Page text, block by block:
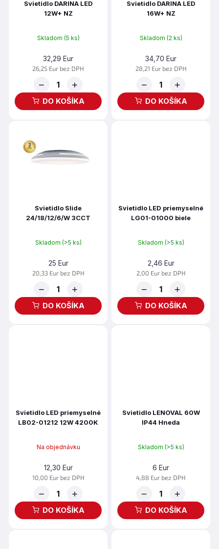
Svietidlo DARINA LED
12W+ NZ
Skladom (5 ks)
32,29 Eur
26,25 Eur bez DPH
− +
DO KOŠÍKA
Svietidlo DARINA LED
16W+ NZ
Skladom (2 ks)
34,70 Eur
28,21 Eur bez DPH
− +
DO KOŠÍKA
Svietidlo Slide
24/18/12/6/W 3CCT
Skladom (>5 ks)
25 Eur
20,33 Eur bez DPH
− +
DO KOŠÍKA
Svietidlo LED priemyselné
LG01-01000 biele
Skladom (>5 ks)
2,46 Eur
2,00 Eur bez DPH
− +
DO KOŠÍKA
Svietidlo LED priemyselné
LB02-01212 12W 4200K
Na objednávku
12,30 Eur
10,00 Eur bez DPH
− +
DO KOŠÍKA
Svietidlo LENOVAL 60W
IP44 Hneda
Skladom (>5 ks)
6 Eur
4,88 Eur bez DPH
− +
DO KOŠÍKA